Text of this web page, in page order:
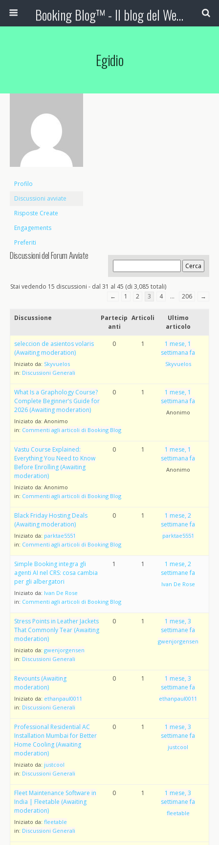
Booking Blog™ - Il blog del Web Marketing Turistico
Egidio
Profilo
Discussioni avviate
Risposte Create
Engagements
Preferiti
Discussioni del Forum Avviate
Stai vedendo 15 discussioni - dal 31 al 45 (di 3,085 totali)
←
1 2 3 4 … 206 →
Discussione
Partecip
anti
Articoli
Ultimo
articolo
seleccion de asientos volaris
(Awaiting moderation)
Iniziato da: Skyvuelos
in: Discussioni Generali
0 1
1 mese, 1
settimana fa
Skyvuelos
What Is a Graphology Course?
Complete Beginner’s Guide for
2026 (Awaiting moderation)
Iniziato da: Anonimo
in: Commenti agli articoli di Booking Blog
0 1
1 mese, 1
settimana fa
Anonimo
Vastu Course Explained:
Everything You Need to Know
Before Enrolling (Awaiting
moderation)
Iniziato da: Anonimo
in: Commenti agli articoli di Booking Blog
0 1
1 mese, 1
settimana fa
Anonimo
Black Friday Hosting Deals
(Awaiting moderation)
Iniziato da: parktae5551
in: Commenti agli articoli di Booking Blog
0 1
1 mese, 2
settimane fa
parktae5551
Simple Booking integra gli
agenti AI nel CRS: cosa cambia
per gli albergatori
Iniziato da: Ivan De Rose
in: Commenti agli articoli di Booking Blog
1 1
1 mese, 2
settimane fa
Ivan De Rose
Stress Points in Leather Jackets
That Commonly Tear (Awaiting
moderation)
Iniziato da: gwenjorgensen
in: Discussioni Generali
0 1
1 mese, 3
settimane fa
gwenjorgensen
Revounts (Awaiting
moderation)
Iniziato da: ethanpaul0011
in: Discussioni Generali
0 1
1 mese, 3
settimane fa
ethanpaul0011
Professional Residential AC
Installation Mumbai for Better
Home Cooling (Awaiting
moderation)
Iniziato da: justcool
in: Discussioni Generali
0 1
1 mese, 3
settimane fa
justcool
Fleet Maintenance Software in
India | Fleetable (Awaiting
moderation)
Iniziato da: fleetable
in: Discussioni Generali
0 1
1 mese, 3
settimane fa
fleetable